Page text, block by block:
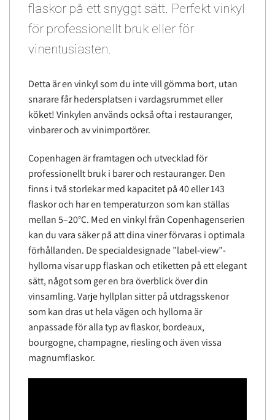
flaskor på ett snyggt sätt. Perfekt vinkyl
för professionellt bruk eller för
vinentusiasten.
Detta är en vinkyl som du inte vill gömma bort, utan
snarare får hedersplatsen i vardagsrummet eller
köket! Vinkylen används också ofta i restauranger,
vinbarer och av vinimportörer.
Copenhagen är framtagen och utvecklad för
professionellt bruk i barer och restauranger. Den
finns i två storlekar med kapacitet på 40 eller 143
flaskor och har en temperaturzon som kan ställas
mellan 5–20°C. Med en vinkyl från Copenhagenserien
kan du vara säker på att dina viner förvaras i optimala
förhållanden. De specialdesignade ”label-view”-
hyllorna visar upp flaskan och etiketten på ett elegant
sätt, något som ger en bra överblick över din
vinsamling. Varje hyllplan sitter på utdragsskenor
som kan dras ut hela vägen och hyllorna är
anpassade för alla typ av flaskor, bordeaux,
bourgogne, champagne, riesling och även vissa
magnumflaskor.